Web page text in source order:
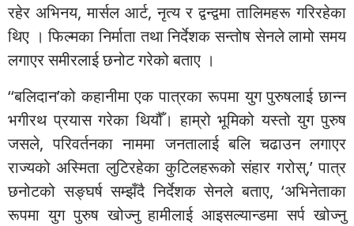
रहेर अभिनय, मार्सल आर्ट, नृत्य र द्वन्द्वमा तालिमहरू गरिरहेका
थिए । फिल्मका निर्माता तथा निर्देशक सन्तोष सेनले लामो समय
लगाएर समीरलाई छनोट गरेको बताए ।
‘‘बलिदान’को कहानीमा एक पात्रका रूपमा युग पुरुषलाई छान्न
भगीरथ प्रयास गरेका थियौँ। हाम्रो भूमिको यस्तो युग पुरुष
जसले, परिवर्तनका नाममा जनतालाई बलि चढाउन लगाएर
राज्यको अस्मिता लुटिरहेका कुटिलहरूको संहार गरोस्,’ पात्र
छनोटको सङ्घर्ष सम्झँदै निर्देशक सेनले बताए, ‘अभिनेताका
रूपमा युग पुरुष खोज्नु हामीलाई आइसल्यान्डमा सर्प खोज्नु